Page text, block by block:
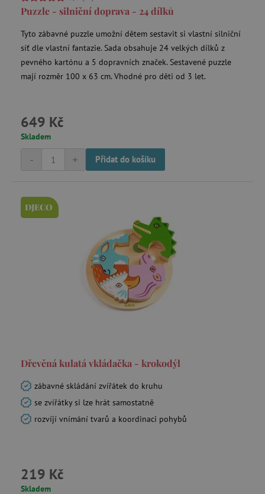
Puzzle - silniční doprava - 24 dílků
Tyto zábavné puzzle umožní dětem sestavit si vlastní silniční
síť dle vlastní fantazie. Sada obsahuje 24 velkých dílků z
pevného kartónu a 5 dopravních značek. Sestavené puzzle
mají rozměr 100 x 63 cm. Vhodné pro děti od 3 let.
649 Kč
Skladem
+
- Přidat do košíku
DJECO
Dřevěná kulatá vkládačka - krokodýl
zábavné skládání zvířátek do kruhu
se zvířátky si lze hrát samostatně
rozvíjí vnímání tvarů a koordinaci pohybů
219 Kč
Skladem